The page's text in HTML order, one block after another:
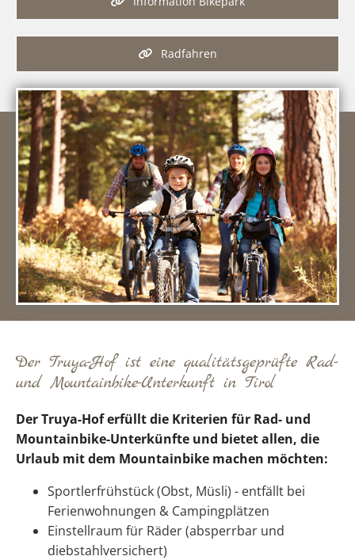
Radfahren
Der Truya-Hof ist eine qualitätsgeprüfte Rad-
und Mountainbike-Unterkunft in Tirol
Der Truya-Hof erfüllt die Kriterien für Rad- und
Mountainbike-Unterkünfte und bietet allen, die
Urlaub mit dem Mountainbike machen möchten:
Sportlerfrühstück (Obst, Müsli) - entfällt bei
Ferienwohnungen & Campingplätzen
Einstellraum für Räder (absperrbar und
diebstahlversichert)